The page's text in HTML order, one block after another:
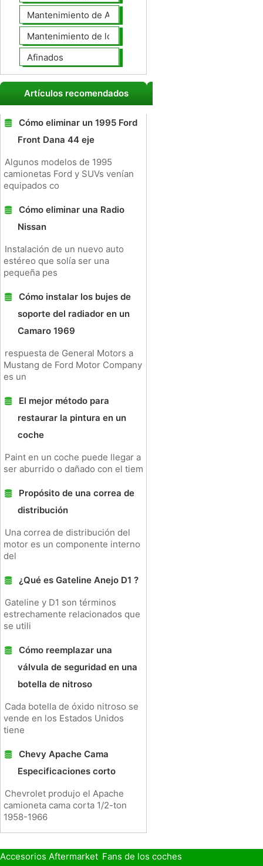
Mantenimiento de Automotores Profesional
Mantenimiento de los neumáticos
Afinados
Artículos recomendados
Cómo eliminar un 1995 Ford
Front Dana 44 eje
Algunos modelos de 1995
camionetas Ford y SUVs venían
equipados co
Cómo eliminar una Radio
Nissan
Instalación de un nuevo auto
estéreo que solía ser una
pequeña pes
Cómo instalar los bujes de
soporte del radiador en un
Camaro 1969
respuesta de General Motors a
Mustang de Ford Motor Company
es un
El mejor método para
restaurar la pintura en un
coche
Paint en un coche puede llegar a
ser aburrido o dañado con el tiem
Propósito de una correa de
distribución
Una correa de distribución del
motor es un componente interno
del
¿Qué es Gateline Anejo D1 ?
Gateline y D1 son términos
estrechamente relacionados que
se utili
Cómo reemplazar una
válvula de seguridad en una
botella de nitroso
Cada botella de óxido nitroso se
vende en los Estados Unidos
tiene
Chevy Apache Cama
Especificaciones corto
Chevrolet produjo el Apache
camioneta cama corta 1/2-ton
1958-1966
Accesorios Aftermarket Fans de los coches